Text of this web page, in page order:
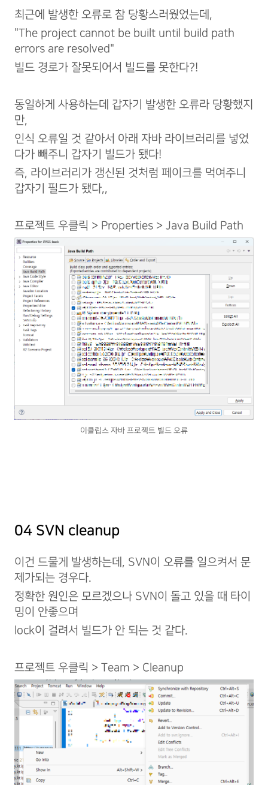
최근에 발생한 오류로 참 당황스러웠었는데,
"The project cannot be built until build path
errors are resolved"
빌드 경로가 잘못되어서 빌드를 못한다?!
동일하게 사용하는데 갑자기 발생한 오류라 당황했지
만,
인식 오류일 것 같아서 아래 자바 라이브러리를 넣었
다가 빼주니 갑자기 빌드가 됐다!
즉, 라이브러리가 갱신된 것처럼 페이크를 먹여주니
갑자기 필드가 됐다,,
프로젝트 우클릭 > Properties > Java Build Path
이클립스 자바 프로젝트 빌드 오류
04 SVN cleanup
이건 드물게 발생하는데, SVN이 오류를 일으켜서 문
제가되는 경우다.
정확한 원인은 모르겠으나 SVN이 돌고 있을 때 타이
밍이 안좋으며
lock이 걸려서 빌드가 안 되는 것 같다.
프로젝트 우클릭 > Team > Cleanup